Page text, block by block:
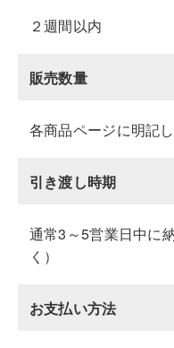
２週間以内
販売数量
各商品ページに明記し
引き渡し時期
通常3～5営業日中に
く）
お支払い方法